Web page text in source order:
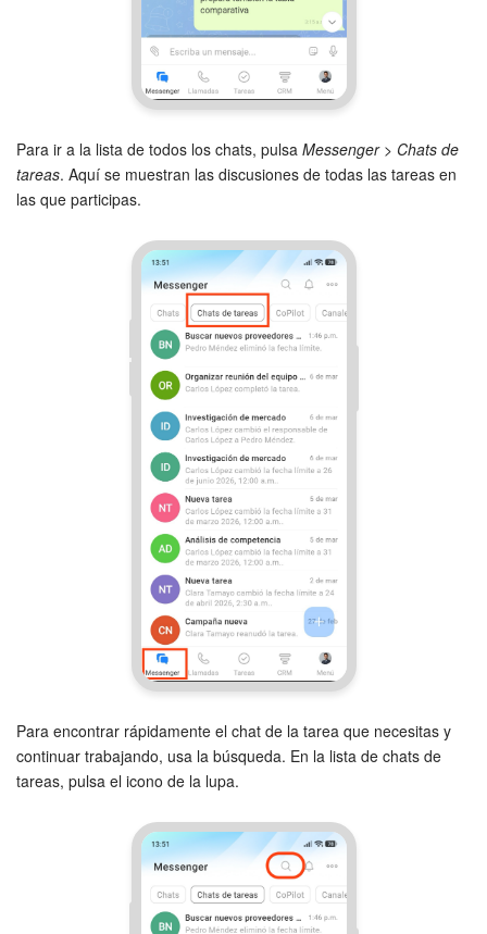
Para ir a la lista de todos los chats, pulsa Messenger > Chats de
tareas. Aquí se muestran las discusiones de todas las tareas en
las que participas.
Para encontrar rápidamente el chat de la tarea que necesitas y
continuar trabajando, usa la búsqueda. En la lista de chats de
tareas, pulsa el icono de la lupa.